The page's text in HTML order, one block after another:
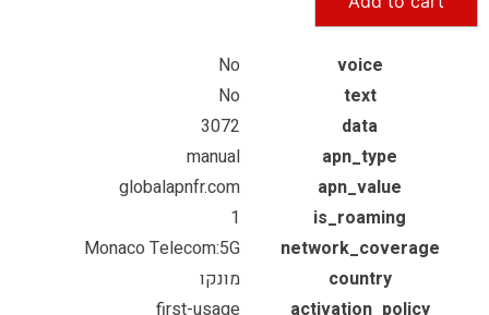
voice
No
text
No
data
3072
apn_type
manual
apn_value
globalapnfr.com
is_roaming
1
network_coverage
Monaco Telecom:5G
country
מונקו
activation_policy
first-usage